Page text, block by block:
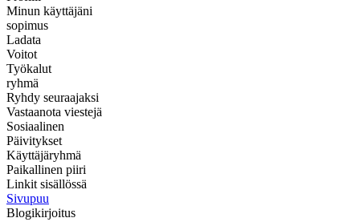
Minun käyttäjäni
sopimus
Ladata
Voitot
Työkalut
ryhmä
Ryhdy seuraajaksi
Vastaanota viestejä
Sosiaalinen
Päivitykset
Käyttäjäryhmä
Paikallinen piiri
Linkit sisällössä
Sivupuu
Blogikirjoitus